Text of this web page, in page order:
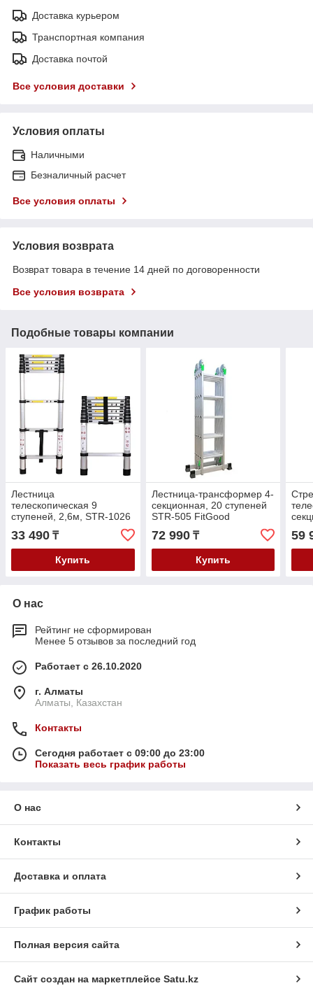
Доставка курьером
Транспортная компания
Доставка почтой
Все условия доставки
Условия оплаты
Наличными
Безналичный расчет
Все условия оплаты
Условия возврата
Возврат товара в течение 14 дней по договоренности
Все условия возврата
Подобные товары компании
Лестница
телескопическая 9
ступеней, 2,6м, STR-1026
33 490 ₸
Купить
Лестница-трансформер 4-
секционная, 20 ступеней
STR-505 FitGood
72 990₸
Купить
59
О нас
Рейтинг не сформирован
Менее 5 отзывов за последний год
Работает с 26.10.2020
г. Алматы
Алматы, Казахстан
Контакты
Сегодня работает с 09:00 до 23:00
Показать весь график работы
О нас
Контакты
Доставка и оплата
График работы
Полная версия сайта
Сайт создан на маркетплейсе Satu.kz